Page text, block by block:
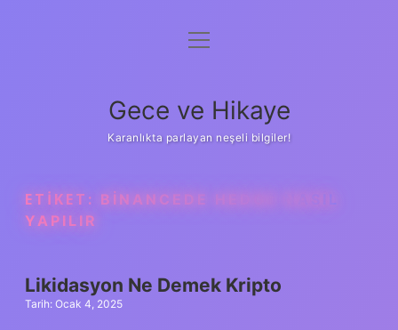
Anasayfa
Yasal Uyarı
menüyü
Gece ve Hikaye
Karanlıkta parlayan neşeli bilgiler!
ETIKET: BINANCEDE HEDGE NASIL
YAPILIR
Likidasyon Ne Demek Kripto
Tarih: Ocak 4, 2025